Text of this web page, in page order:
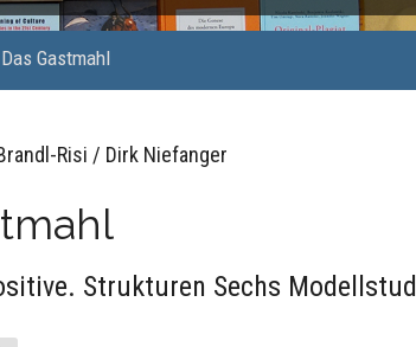
Das Gastmahl
Risi / Dirk Niefanger
Strukturen Sechs